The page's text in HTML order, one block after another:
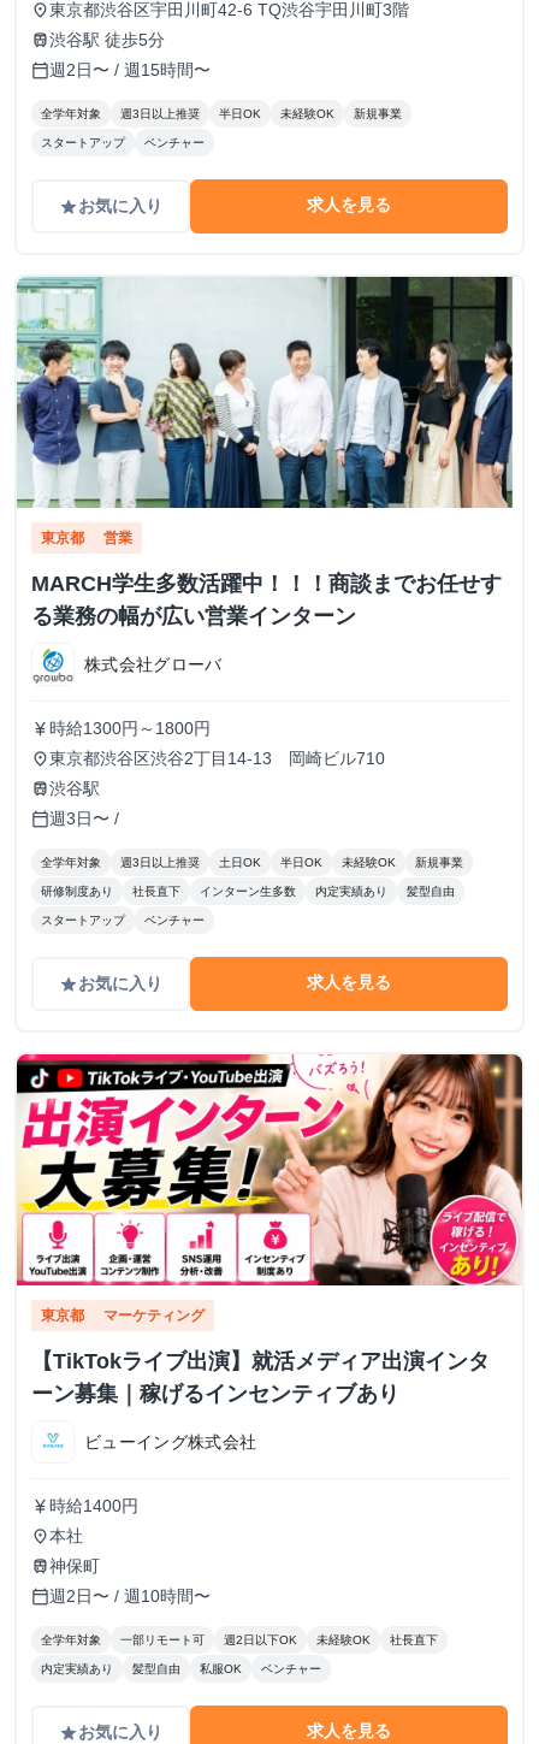
place東京都渋谷区宇田川町42-6 TQ渋谷宇田川町3階
train渋谷駅 徒歩5分
calendar_today週2日〜 / 週15時間〜
全学年対象 週3日以上推奨 半日OK 未経験OK 新規事業
スタートアップ ベンチャー
gradeお気に入り 求人を見る
東京都 営業
MARCH学生多数活躍中！！！商談までお任せす
る業務の幅が広い営業インターン
株式会社グローバ
currency_yen 時給1300円～1800円
place東京都渋谷区渋谷2丁目14-13 岡崎ビル710
train渋谷駅
calendar_today週3日〜 /
全学年対象 週3日以上推奨 土日OK 半日OK 未経験OK 新規事業
研修制度あり 社長直下 インターン生多数 内定実績あり 髪型自由
スタートアップ ベンチャー
gradeお気に入り 求人を見る
東京都 マーケティング
【TikTokライブ出演】就活メディア出演インタ
ーン募集｜稼げるインセンティブあり
ビューイング株式会社
currency_yen 時給1400円
place本社
train神保町
calendar_today週2日〜 / 週10時間〜
全学年対象 一部リモート可 週2日以下OK 未経験OK 社長直下
内定実績あり 髪型自由 私服OK ベンチャー
gradeお気に入り 求人を見る